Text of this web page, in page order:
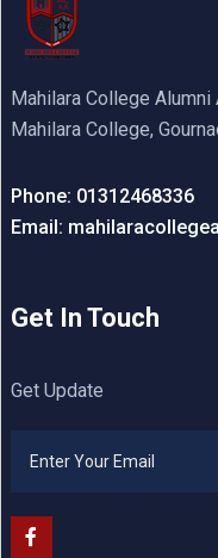
Mahilara College
Mahilara College,
Phone: 01312468336
Email:
Get In Touch
Get Update